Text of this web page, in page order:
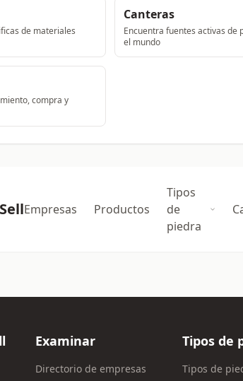
de materiales
Canteras
Encuentra fuentes activas de
el mundo
compra y
Empresas Productos
Tipos
de
piedra
Examinar
Directorio de empresas
Tipos de
Tipos de